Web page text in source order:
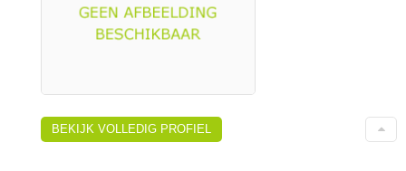
BEKIJK VOLLEDIG PROFIEL